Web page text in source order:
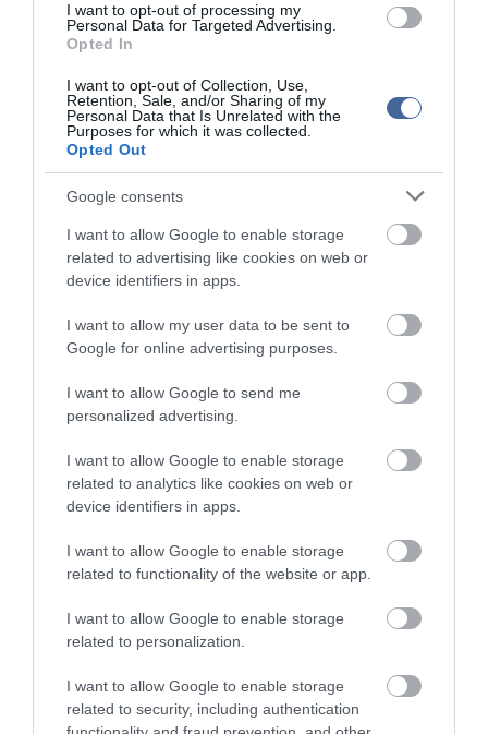
I want to opt-out of processing my
Personal Data for Targeted Advertising.
Opted In
I want to opt-out of Collection, Use,
Retention, Sale, and/or Sharing of my
Personal Data that Is Unrelated with the
Purposes for which it was collected.
Opted Out
Google consents
I want to allow Google to enable storage
related to advertising like cookies on web or
device identifiers in apps.
I want to allow my user data to be sent to
Google for online advertising purposes.
I want to allow Google to send me
personalized advertising.
I want to allow Google to enable storage
related to analytics like cookies on web or
device identifiers in apps.
I want to allow Google to enable storage
related to functionality of the website or app.
I want to allow Google to enable storage
related to personalization.
I want to allow Google to enable storage
related to security, including authentication
https://www.facebook.com/photo?
Figyelem! A cikkhez hozzáfűzött hozzászólások nem a
ma.hu
network nézeteit tükrözik. A szerkesztőség mindössze a hírek
publikációjával foglalkozik, a kommenteket nem tudja befolyásolni
Kérjük, kulturáltan, mások személyiségi jogainak és jó hírnevének